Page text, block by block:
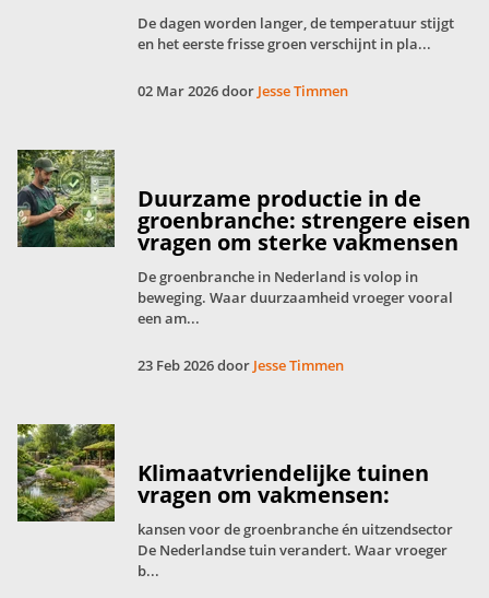
De dagen worden langer, de temperatuur stijgt
en het eerste frisse groen verschijnt in pla...
02 Mar 2026 door Jesse Timmen
Duurzame productie in de
groenbranche: strengere eisen
vragen om sterke vakmensen
De groenbranche in Nederland is volop in
beweging. Waar duurzaamheid vroeger vooral
een am...
23 Feb 2026 door Jesse Timmen
Klimaatvriendelijke tuinen
vragen om vakmensen:
kansen voor de groenbranche én uitzendsector
De Nederlandse tuin verandert. Waar vroeger
b...